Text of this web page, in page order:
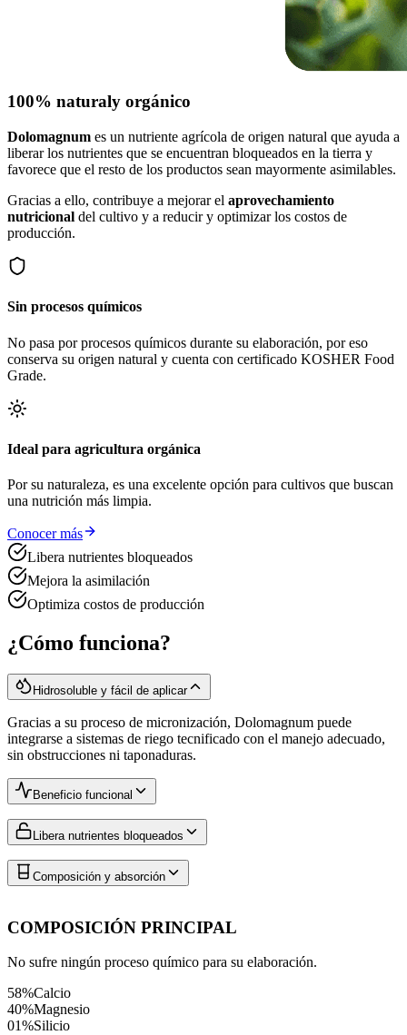
100% naturaly orgánico
Dolomagnum es un nutriente agrícola de origen natural que ayuda a
liberar los nutrientes que se encuentran bloqueados en la tierra y
favorece que el resto de los productos sean mayormente asimilables.
Gracias a ello, contribuye a mejorar el aprovechamiento
nutricional del cultivo y a reducir y optimizar los costos de
producción.
Sin procesos químicos
No pasa por procesos químicos durante su elaboración, por eso
conserva su origen natural y cuenta con certificado KOSHER Food
Grade.
Ideal para agricultura orgánica
Por su naturaleza, es una excelente opción para cultivos que buscan
una nutrición más limpia.
Conocer más
Libera nutrientes bloqueados
Mejora la asimilación
Optimiza costos de producción
¿Cómo funciona?
Hidrosoluble y fácil de aplicar
Gracias a su proceso de micronización, Dolomagnum puede
integrarse a sistemas de riego tecnificado con el manejo adecuado,
sin obstrucciones ni taponaduras.
Beneficio funcional
Libera nutrientes bloqueados
Composición y absorción
COMPOSICIÓN PRINCIPAL
No sufre ningún proceso químico para su elaboración.
58%Calcio
40%Magnesio
01%Silicio